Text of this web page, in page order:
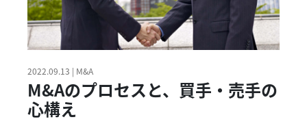
2022.09.13 | M&A
M&Aのプロセスと、買手・売手の
心構え